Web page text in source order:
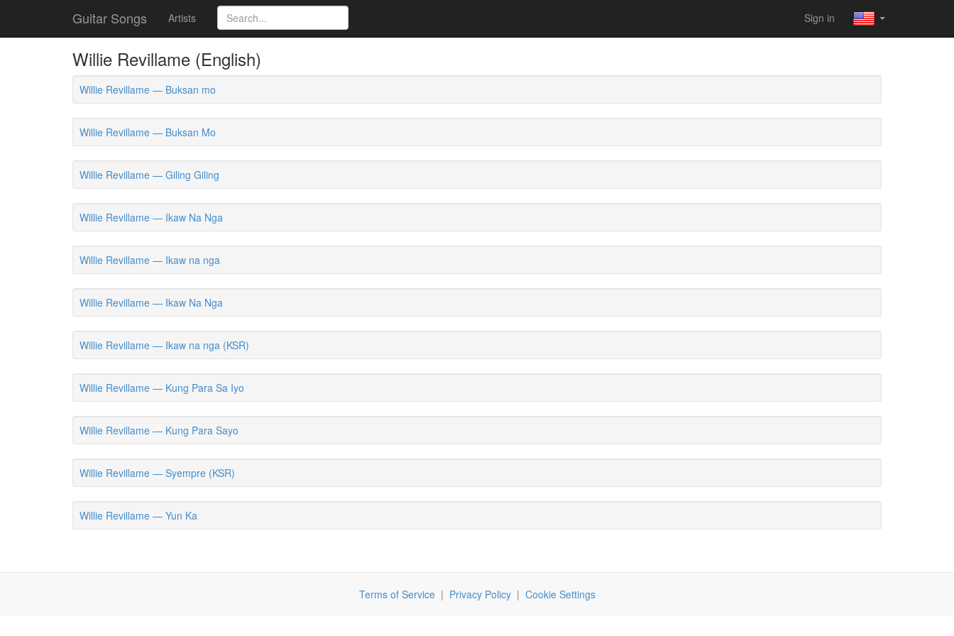
Guitar Songs Artists Sign in
Willie Revillame (English)
Willie Revillame — Buksan mo
Willie Revillame — Buksan Mo
Willie Revillame — Giling Giling
Willie Revillame — Ikaw Na Nga
Willie Revillame — Ikaw na nga
Willie Revillame — Ikaw Na Nga
Willie Revillame — Ikaw na nga (KSR)
Willie Revillame — Kung Para Sa Iyo
Willie Revillame — Kung Para Sayo
Willie Revillame — Syempre (KSR)
Willie Revillame — Yun Ka
Terms of Service| Privacy Policy| Cookie Settings